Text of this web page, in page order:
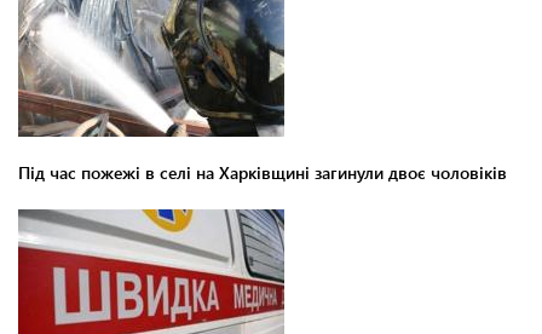
Під час пожежі в селі на Харківщині загинули двоє чоловіків